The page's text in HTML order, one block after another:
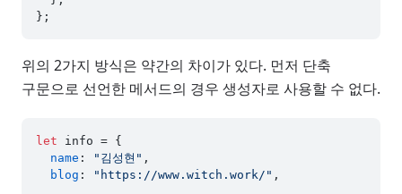
위의 2가지 방식은 약간의 차이가 있다. 먼저 단축
구문으로 선언한 메서드의 경우 생성자로 사용할 수 없다.
let info = {
name : "김성현" ,
blog : "https://www.witch.work/" ,